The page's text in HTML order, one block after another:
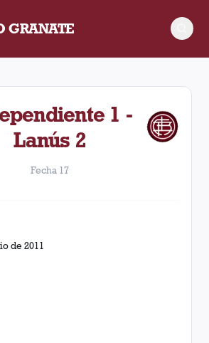
GRANATE
Lanús y Independiente disputado
1 -
Lanús 2
Fecha 17
de 2011